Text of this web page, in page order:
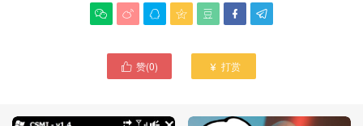
      
 赞(0)  打赏